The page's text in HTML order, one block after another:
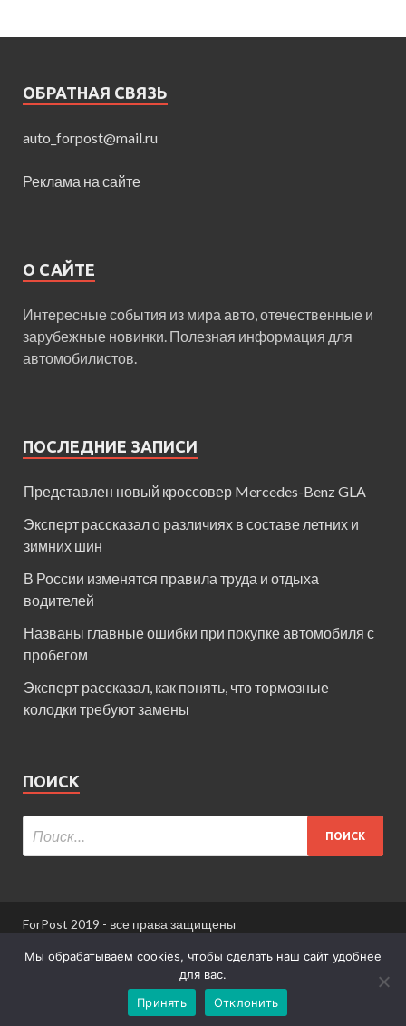
ОБРАТНАЯ СВЯЗЬ
auto_forpost@mail.ru
Реклама на сайте
О САЙТЕ
Интересные события из мира авто, отечественные и
зарубежные новинки. Полезная информация для
автомобилистов.
ПОСЛЕДНИЕ ЗАПИСИ
Представлен новый кроссовер Mercedes-Benz GLA
Эксперт рассказал о различиях в составе летних и
зимних шин
В России изменятся правила труда и отдыха
водителей
Названы главные ошибки при покупке автомобиля с
пробегом
Эксперт рассказал, как понять, что тормозные
колодки требуют замены
ПОИСК
ForPost 2019 - все права защищены
При использовании материалов сайта ссылка
Информация для пользователей сайта
Мы обрабатываем cookies, чтобы сделать наш сайт удобнее
для вас.
Принять
Отклонить